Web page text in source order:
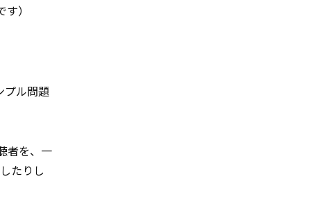
）
プル問題
者を、一
たりし